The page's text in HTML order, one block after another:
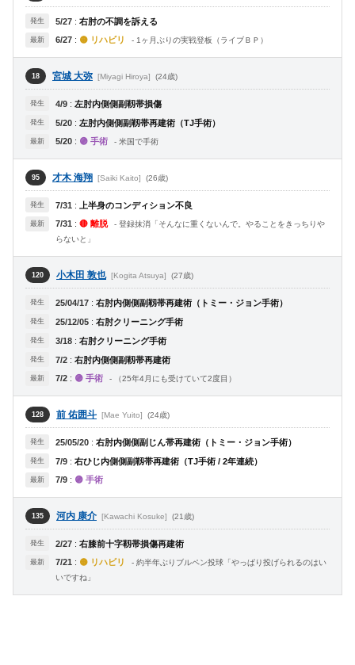
発生 5/27 : 右肘の不調を訴える
最新 6/27 : 🟡 リハビリ - 1ヶ月ぶりの実戦登板（ライブＢＰ）
18 宮城 大弥 [Miyagi Hiroya] (24歳)
発生 4/9 : 左肘内側側副靱帯損傷
発生 5/20 : 左肘内側側副靱帯再建術（TJ手術）
最新 5/20 : 🟣 手術 - 米国で手術
95 才木 海翔 [Saiki Kaito] (26歳)
発生 7/31 : 上半身のコンディション不良
最新 7/31 : 🔴 離脱
- 登録抹消「そんなに重くないんで。やることをきっちりや
らないと」
120 小木田 敦也 [Kogita Atsuya] (27歳)
発生 25/04/17 : 右肘内側側副靱帯再建術（トミー・ジョン手術）
発生 25/12/05 : 右肘クリーニング手術
発生 3/18 : 右肘クリーニング手術
発生 7/2 : 右肘内側側副靱帯再建術
最新 7/2 : 🟣 手術 - （25年4月にも受けていて2度目）
128 前 佑囲斗 [Mae Yuito] (24歳)
発生 25/05/20 : 右肘内側側副じん帯再建術（トミー・ジョン手術）
発生 7/9 : 右ひじ内側側副靱帯再建術（TJ手術 / 2年連続）
最新 7/9 : 🟣 手術
135 河内 康介 [Kawachi Kosuke] (21歳)
発生 2/27 : 右膝前十字靱帯損傷再建術
最新 7/21 : 🟡 リハビリ
- 約半年ぶりブルペン投球「やっぱり投げられるのはい
いですね」